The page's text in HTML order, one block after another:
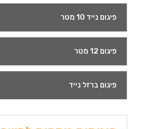
פיגום נייד 10 מטר
פיגום 12 מטר
פיגום ברזל נייד